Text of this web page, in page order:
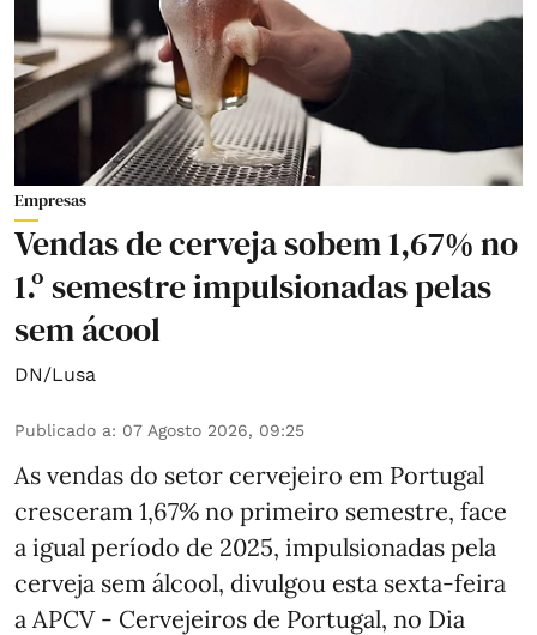
Empresas
Vendas de cerveja sobem 1,67% no
1.º semestre impulsionadas pelas
sem ácool
DN/Lusa
Publicado a: 07 Agosto 2026, 09:25
As vendas do setor cervejeiro em Portugal
cresceram 1,67% no primeiro semestre, face
a igual período de 2025, impulsionadas pela
cerveja sem álcool, divulgou esta sexta-feira
a APCV - Cervejeiros de Portugal, no Dia